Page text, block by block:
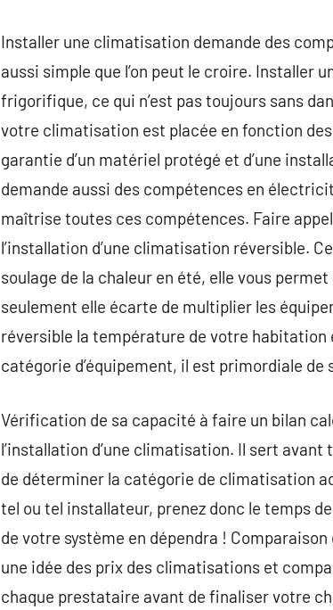
Installer une climatisation demande des
aussi simple que l’on peut le croire.
frigorifique, ce qui n’est pas toujours sans
votre climatisation est placée en fonction
garantie d’un matériel protégé et d’une
demande aussi des compétences en
maîtrise toutes ces compétences. Faire
l’installation d’une climatisation réversible.
soulage de la chaleur en été, elle vous
seulement elle écarte de multiplier les
réversible la température de votre habitation
catégorie d’équipement, il est primordiale
Vérification de sa capacité à faire un bilan
l’installation d’une climatisation. Il sert
de déterminer la catégorie de climatisation
tel ou tel installateur, prenez donc le temps
de votre système en dépendra !
une idée des prix des climatisations et
chaque prestataire avant de finaliser votre